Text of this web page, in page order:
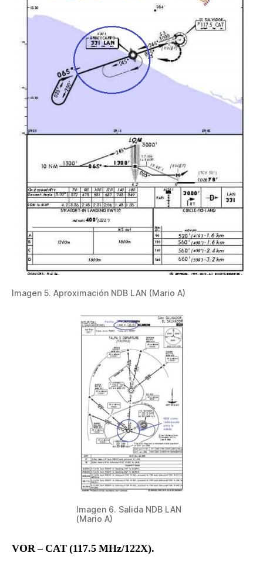
Imagen 5. Aproximación NDB LAN (Mario A)
Imagen 6. Salida NDB LAN
(Mario A)
VOR – CAT (117.5 MHz/122X).